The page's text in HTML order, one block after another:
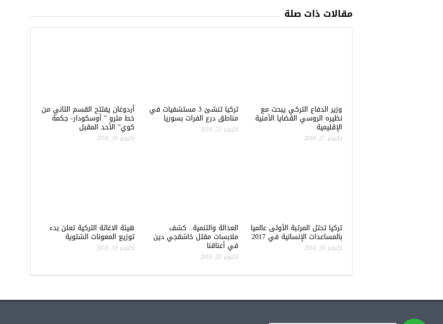
مقالات ذات صلة
وزير الدفاع التركي يبحث مع
نظيره الروسي القضايا الأمنية
الإقليمية
أكتوبر 27, 2018
تركيا تنشئ 3 مستشفيات في
مناطق درع الفرات بسوريا
أكتوبر 22, 2018
أردوغان يفتتح القسم الثاني من
خط مترو ” أوسكودار- جكمة
كوي” الأحد المقبل
أكتوبر 20, 2018
تركيا تحتل المرتبة الأولى عالميا
بالمساعدات الإنسانية في 2017
أكتوبر 20, 2018
العدالة والتنمية.. كشف
ملابسات مقتل خاشقجي دين
في أعناقنا
أكتوبر 20, 2018
هيئة الاغاثة التركية تعلن بدء
توزيع المعونات الشتوية
أكتوبر 19, 2018